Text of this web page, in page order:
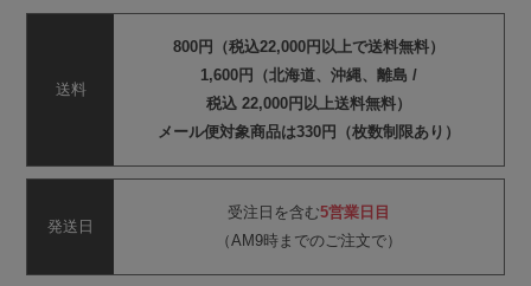
送料
800円（税込22,000円以上で送料無料）
1,600円（北海道、沖縄、離島 /
税込 22,000円以上送料無料）
メール便対象商品は330円（枚数制限あり）
発送日
受注日を含む5営業日目
（AM9時までのご注文で）